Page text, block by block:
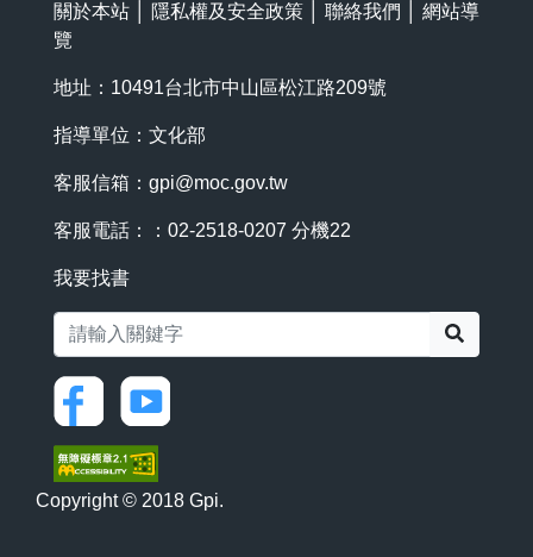
關於本站 隱私權及安全政策 聯絡我們
網站導
覽
地址：10491台北市中山區松江路209號
指導單位：文化部
客服信箱： gpi@moc.gov.tw
客服電話：：02-2518-0207 分機22
我要找書
Copyright © 2018 Gpi.